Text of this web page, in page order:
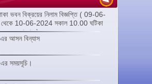
ভবন বিক্রয়ের নিলাম বিজ্ঞপ্তি ( 09-06-
10-06-2024 সকাল 10.00 ঘটিকা
ক্রয় করা যাবে)
আসন বিন্যাস
সময়সূচি।